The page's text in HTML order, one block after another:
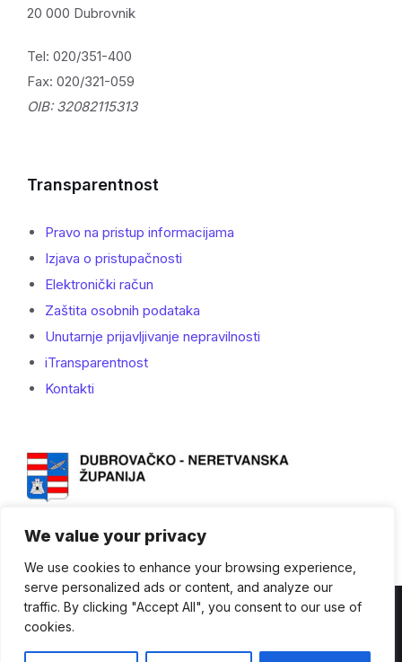
We value your privacy
We use cookies to enhance your browsing experience,
serve personalized ads or content, and analyze our
traffic. By clicking "Accept All", you consent to our use of
cookies.
20 000 Dubrovnik
Tel: 020/351-400
Fax: 020/321-059
OIB: 32082115313
Transparentnost
Pravo na pristup informacijama
Izjava o pristupačnosti
Elektronički račun
Zaštita osobnih podataka
Unutarnje prijavljivanje nepravilnosti
iTransparentnost
Kontakti
© Dubrovačko-neretvanska županija - 2023. - Sva prava